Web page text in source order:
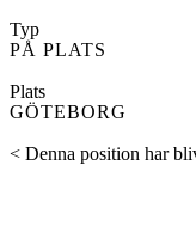
Typ
PÅ PLATS
Plats
GÖTEBORG
< Denna position har